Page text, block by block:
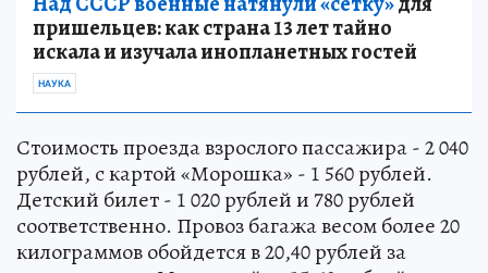
пришельцев: как страна 13 лет тайно
искала и изучала инопланетных гостей
НАУКА
Стоимость проезда взрослого пассажира - 2 040
рублей, с картой «Морошка» - 1 560 рублей.
Детский билет - 1 020 рублей и 780 рублей
соответственно. Провоз багажа весом более 20
килограммов обойдется в 20,40 рублей за